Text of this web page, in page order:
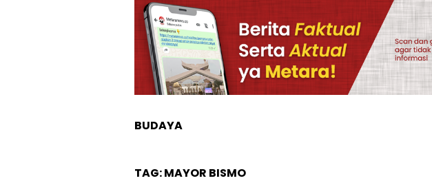
BUDAYA
TAG:MAYOR BISMO